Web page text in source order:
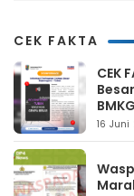
CEK FAKTA
CEK
BMKG
16 Juni